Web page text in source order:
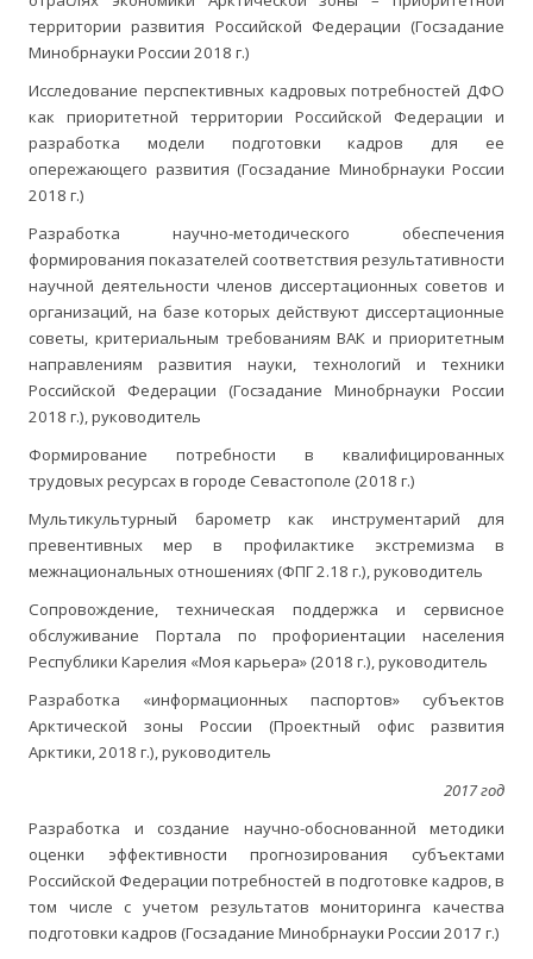
территории развития Российской Федерации (Госзадание
Минобрнауки России 2018 г.)
Исследование перспективных кадровых потребностей ДФО
как приоритетной территории Российской Федерации и
разработка модели подготовки кадров для ее
опережающего развития (Госзадание Минобрнауки России
2018 г.)
Разработка научно-методического обеспечения
формирования показателей соответствия результативности
научной деятельности членов диссертационных советов и
организаций, на базе которых действуют диссертационные
советы, критериальным требованиям ВАК и приоритетным
направлениям развития науки, технологий и техники
Российской Федерации (Госзадание Минобрнауки России
2018 г.), руководитель
Формирование потребности в квалифицированных
трудовых ресурсах в городе Севастополе (2018 г.)
Мультикультурный барометр как инструментарий для
превентивных мер в профилактике экстремизма в
межнациональных отношениях (ФПГ 2.18 г.), руководитель
Сопровождение, техническая поддержка и сервисное
обслуживание Портала по профориентации населения
Республики Карелия «Моя карьера» (2018 г.), руководитель
Разработка «информационных паспортов» субъектов
Арктической зоны России (Проектный офис развития
Арктики, 2018 г.), руководитель
2017 год
Разработка и создание научно-обоснованной методики
оценки эффективности прогнозирования субъектами
Российской Федерации потребностей в подготовке кадров, в
том числе с учетом результатов мониторинга качества
подготовки кадров (Госзадание Минобрнауки России 2017 г.)